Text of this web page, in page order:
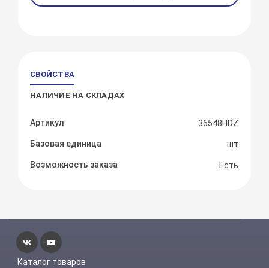
СВОЙСТВА
НАЛИЧИЕ НА СКЛАДАХ
Артикул 36548HDZ
Базовая единица шт
Возможность заказа Есть
Каталог товаров